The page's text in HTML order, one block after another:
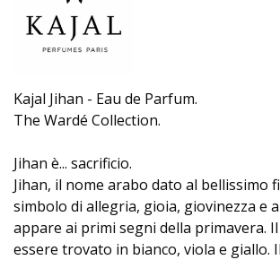
Kajal Jihan - Eau de Parfum.
The Wardé Collection.
Jihan è... sacrificio.
Jihan, il nome arabo dato al bellissimo
simbolo di allegria, gioia, giovinezza e
appare ai primi segni della primavera.
essere trovato in bianco, viola e giallo.